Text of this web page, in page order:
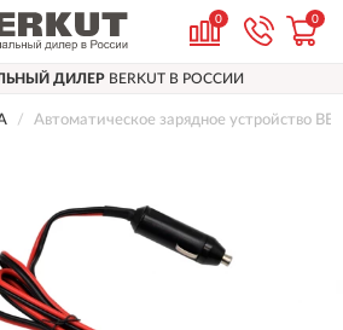
0 0
ДИЛЕРBERKUT В РОССИИ
Автоматическое зарядное устройство